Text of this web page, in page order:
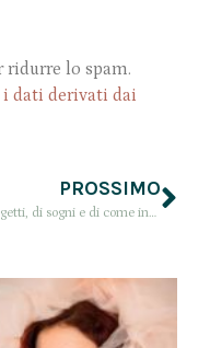
ridurre lo spam.
dati derivati dai
PROSSIMO
Di progetti, di sogni e di come indosso la mia gonna lunga in denim